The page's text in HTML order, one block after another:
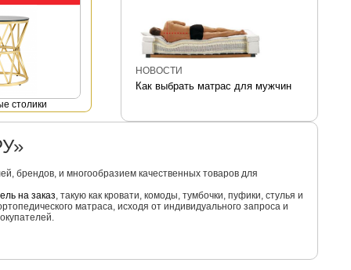
НОВОСТИ
Как выбрать матрас для мужчин
столики
брендов, и многообразием качественных товаров для
на заказ, такую как кровати, комоды, тумбочки, пуфики, стулья и
матраса, исходя от индивидуального запроса и